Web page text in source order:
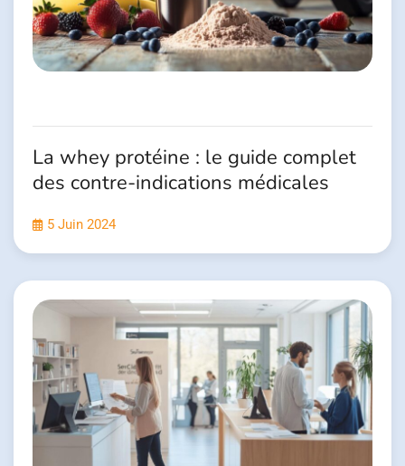
La whey protéine : le guide complet
des contre-indications médicales
5 Juin 2024